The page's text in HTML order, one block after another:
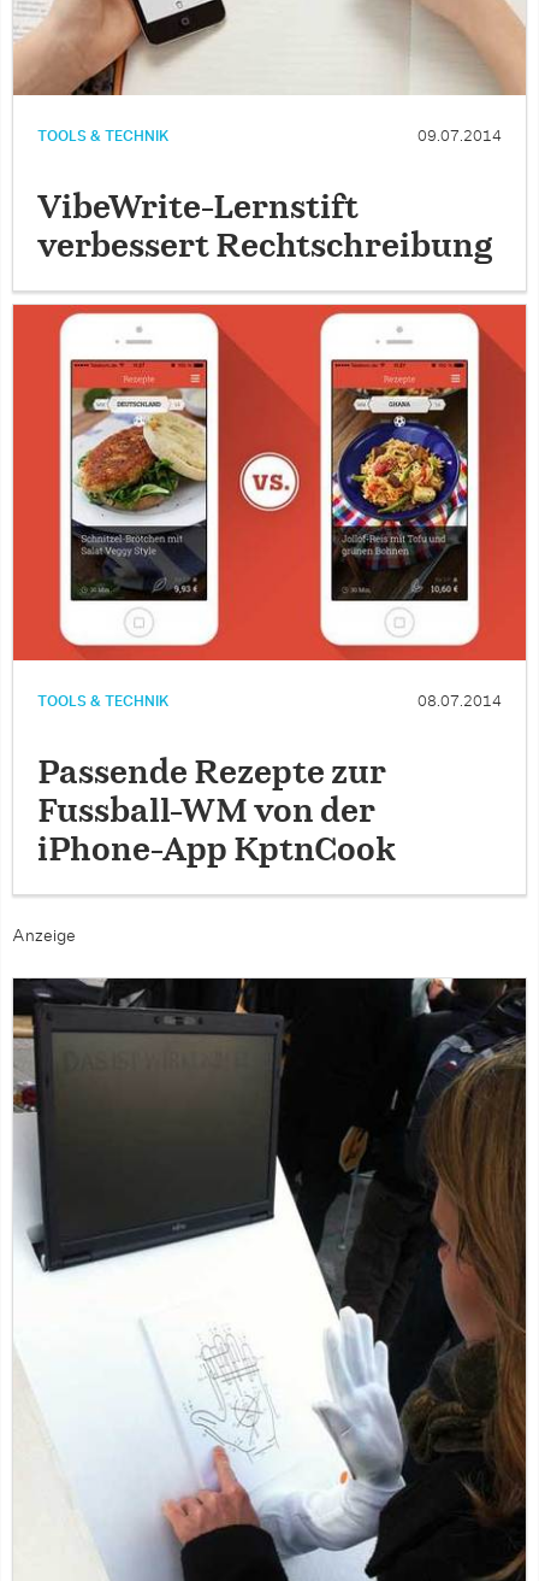
TOOLS & TECHNIK 09.07.2014
VibeWrite-Lernstift
verbessert Rechtschreibung
TOOLS & TECHNIK 08.07.2014
Passende Rezepte zur
Fussball-WM von der
iPhone-App KptnCook
Anzeige